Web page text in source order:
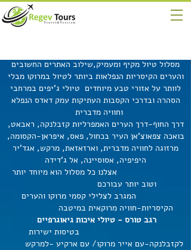
מסלול טיול מקיף ומעמיק,שילוב האתרים החשובים
והערים הקיסריות הנפלאות ביותר לטיול במרוקו מבלי
לוותר על אזורי טבע מיוחדים טיולי ג'יפים במרחבי
הסהרה ובדרכי הקסבות העתיקות עמק דאדס הנפלא
וחוויה מדברית
דרך החוף-דרך הערים האמפרליות קזבלנקה, ראבאט,
בואכה צפאוצ'אן העיר בכחול, פאס, איפראן-הקסומה,
מרזוגה לחוויה מדברית, וארזאזאת, מרקש, אגד'יר
היפיפיה, אסוסיינה, אל ג'דידה
אצלנו כל מסלול הוא מיוחד יותר
וטוב יותר עבורכם
המגרב לצלילי קסמי מרוקו והערים
הקיסריות-חוויה מרוקאית במיטבה
רגב טורס - טיולי איכות גיאוגרפיים
בטיסות ישירות
לקזבלנקה-עם אייר מרוקו/ עם ארקיע -למרקש